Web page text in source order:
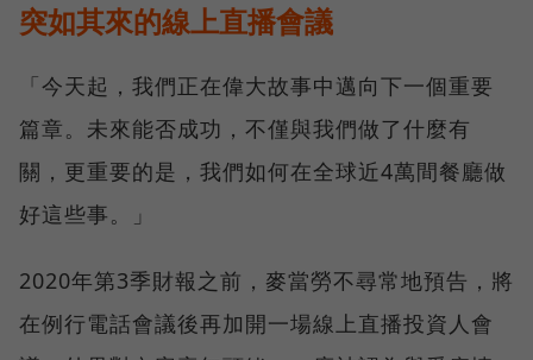
突如其來的線上直播會議
「今天起，我們正在偉大故事中邁向下一個重要
篇章。未來能否成功，不僅與我們做了什麼有
關，更重要的是，我們如何在全球近4萬間餐廳做
好這些事。」
2020年第3季財報之前，麥當勞不尋常地預告，將
在例行電話會議後再加開一場線上直播投資人會